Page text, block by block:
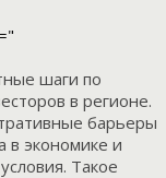
шаги по
в регионе.
барьеры
в экономике и
Такое